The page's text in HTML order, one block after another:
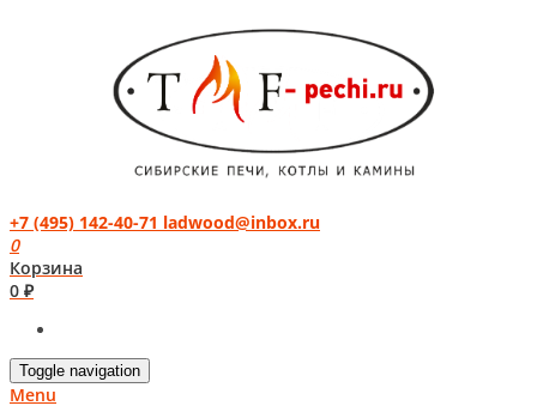
+7 (495) 142-40-71 ladwood@inbox.ru
0
Корзина
0 ₽
Toggle navigation
Menu